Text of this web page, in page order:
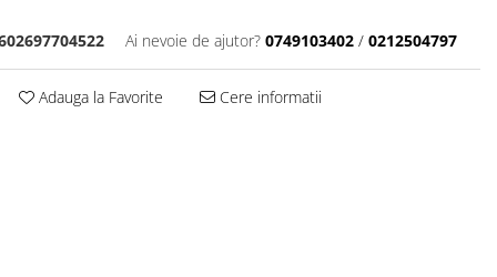
Ai nevoie de ajutor? 0749103402 / 0212504797
Adauga la Favorite Cere informatii